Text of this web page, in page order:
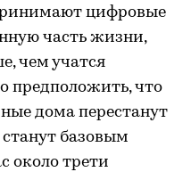
цифровые
часть жизни,
чем учатся
предположить, что
дома перестанут
базовым
около трети